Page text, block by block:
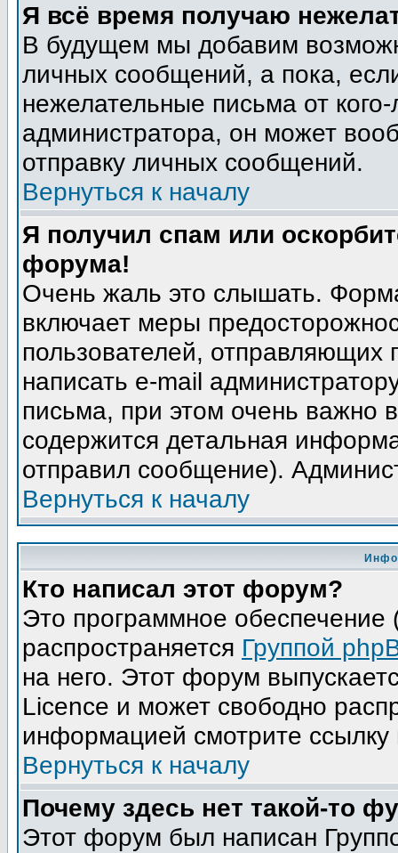
Я всё время получаю
В будущем мы добавим
личных сообщений, а пока,
нежелательные письма от
администратора, он может
отправку личных сообщений.
Вернуться к началу
Я получил спам или
форума!
Очень жаль это слышать.
включает меры
пользователей,
написать e-mail
письма, при этом очень важно
содержится детальная
отправил сообщение).
Вернуться к началу
Кто написал этот форум?
Это программное
распространяется Группой
на него. Этот форум
Licence и может свободно
информацией смотрите ссылку
Вернуться к началу
Почему здесь нет такой-то
Этот форум был написан